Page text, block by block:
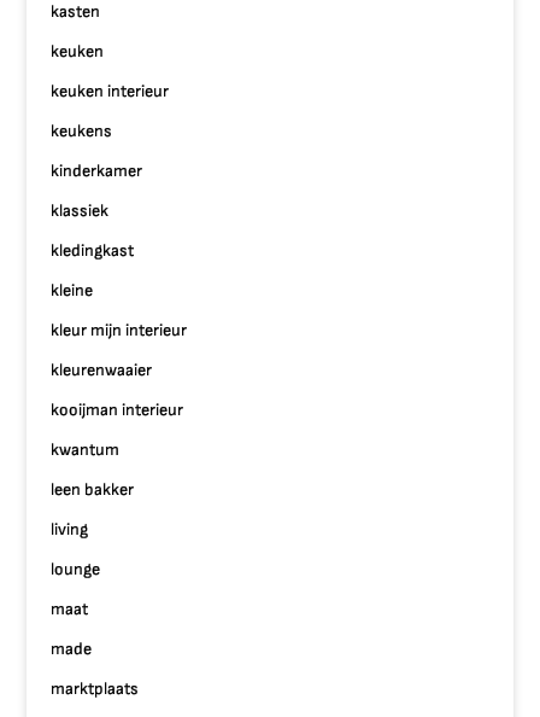
kasten
keuken
keuken interieur
keukens
kinderkamer
klassiek
kledingkast
kleine
kleur mijn interieur
kleurenwaaier
kooijman interieur
kwantum
leen bakker
living
lounge
maat
made
marktplaats